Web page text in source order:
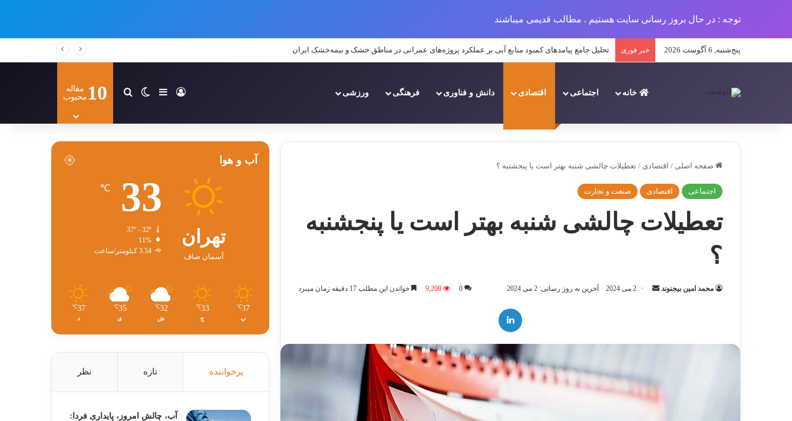
توجه : در حال بروز رسانی سایت هستیم . مطالب قدیمی میباشند
پنج‌شنبه, 6 آگوست 2026 خبر فوری معرفی ۵ جوان کارآفرین ایرانی در سال ۱۴۰۳
خانه اجتماعی اقتصادی دانش و فناوری فرهنگی ورزشی ورودسایدبارتغییر پوسته
جستجو برای
10 مقاله
محبوب
صفحه اصلی / اقتصادی / تعطیلات چالشی شنبه بهتر است یا پنجشنبه ؟
اجتماعی اقتصادی صنعت و تجارت
تعطیلات چالشی شنبه بهتر است یا پنجشنبه
؟
محمد امین بیجنوند
ارسال2 می 2024 آخرین به روز رسانی: 2 می 2024 0
9,208 خواندن این مطلب 17 دقیقه زمان میبرد
آب و هوا
تهران
آسمان صاف
33
℃
11%
3.54 کیلومتر/ساعت
37
℃
پ
33
℃
ج
32
℃
ش
35
℃
ی
37
℃
د
پرخواننده تازه نظر
آب، چالش امروز، پایداری فردا: